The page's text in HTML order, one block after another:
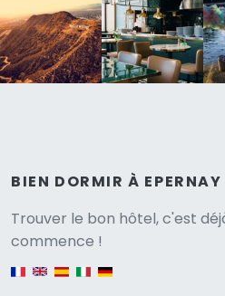
BIEN DORMIR À EPERNAY
Trouver le bon hôtel, c'est
commence !